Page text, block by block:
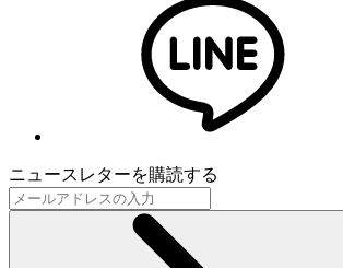
ニュースレターを購読する